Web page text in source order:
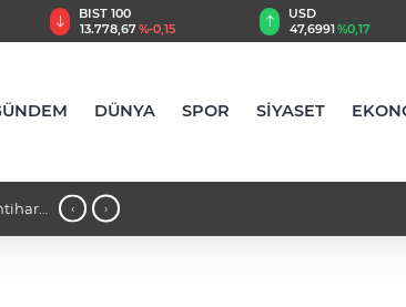
BIST 100
13.778,67%-0,15
USD
47,6991%0,17
DÜNYA SPOR SİYASET
‹ ›